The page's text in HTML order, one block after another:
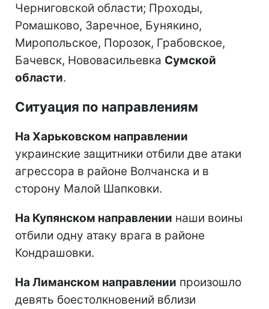
Черниговской области; Проходы,
Ромашково, Заречное, Бунякино,
Миропольское, Порозок, Грабовское,
Бачевск, Нововасильевка Сумской
области.
Ситуация по направлениям
На Харьковском направлении
украинские защитники отбили две атаки
агрессора в районе Волчанска и в
сторону Малой Шапковки.
На Купянском направлении наши воины
отбили одну атаку врага в районе
Кондрашовки.
На Лиманском направлении произошло
девять боестолкновений вблизи